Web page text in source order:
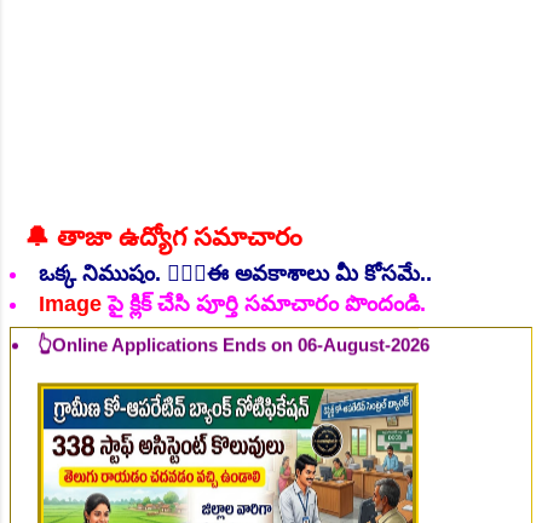
🔔 తాజా ఉద్యోగ సమాచారం
ఒక్క నిముషం. 💁🏻‍♂️ఈ అవకాశాలు మీ కోసమే..
Imageపై క్లిక్ చేసి పూర్తి సమాచారం పొందండి.
👆Online Applications Ends on 06-August-2026